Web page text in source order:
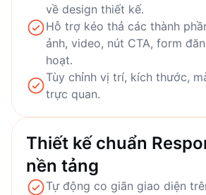
về design thiết kế.
Hỗ trợ kéo thả các thành
ảnh, video, nút CTA, form
hoạt.
Tùy chỉnh vị trí, kích thước,
trực quan.
Thiết kế chuẩn
nền tảng
Tự động co giãn giao diện